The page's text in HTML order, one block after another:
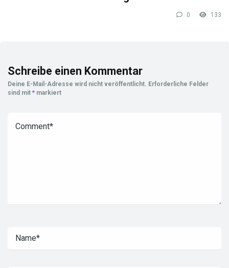
0 133
Schreibe einen Kommentar
Deine E-Mail-Adresse wird nicht veröffentlicht. Erforderliche Felder
sind mit * markiert